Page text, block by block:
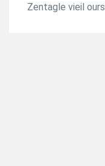
Zentagle vieil ours